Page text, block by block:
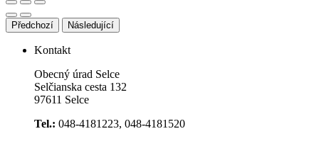
Předchozí Následující
Kontakt
Obecný úrad Selce
Selčianska cesta 132
97611 Selce
Tel.: 048-4181223, 048-4181520